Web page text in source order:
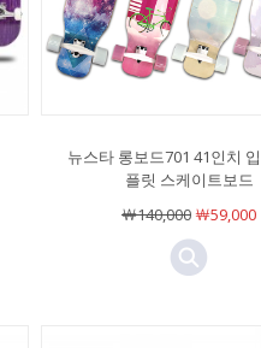
뉴스타 롱보드701 41인치
플릿 스케이트보드
￦140,000￦59,000